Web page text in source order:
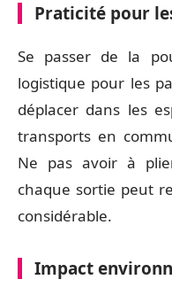
Praticité pour
Se passer de la
logistique pour les
déplacer dans les
transports en
Ne pas avoir à
chaque sortie peut
considérable.
Impact